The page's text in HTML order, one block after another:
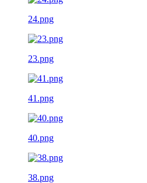
24.png
23.png
41.png
40.png
38.png